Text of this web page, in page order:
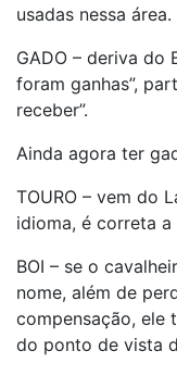
usadas nessa área.
GADO – deriva do
foram ganhas”,
receber”.
Ainda agora ter
TOURO – vem do
idioma, é correta a
BOI – se o
nome, além de
compensação, ele
do ponto de vista